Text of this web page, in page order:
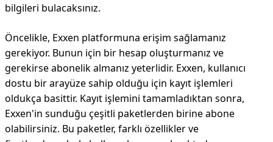
bilgileri bulacaksınız.
Öncelikle, Exxen platformuna erişim sağlamanız
gerekiyor. Bunun için bir hesap oluşturmanız ve
gerekirse abonelik almanız yeterlidir. Exxen, kullanıcı
dostu bir arayüze sahip olduğu için kayıt işlemleri
oldukça basittir. Kayıt işlemini tamamladıktan sonra,
Exxen'in sunduğu çeşitli paketlerden birine abone
olabilirsiniz. Bu paketler, farklı özellikler ve